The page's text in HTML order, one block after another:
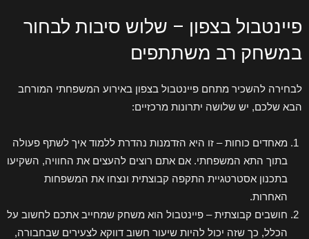
פיינטבול בצפון – שלוש סיבות לבחור
במשחק רב משתתפים
לבחירה להשכיר מתחם פיינטבול בצפון באירוע המשפחתי המורחב
הבא שלכם, יש שלושה יתרונות מרכזיים:
מאחדים כוחות – זו היא הזדמנות נהדרת ללמוד איך לשתף פעולה
בתוך התא המשפחתי. אם אתם רוצים להעצים את החוויה, השקיעו
בתכנון אסטרטגיית התקפה קבוצתית ונצחו את המשפחות
האחרות.
חושבים קבוצתית – פיינטבול הוא משחק שמחייב אתכם לחשוב על
הכלל, כך שזה יכול להיות שיעור חשוב דווקא לצעירים שבחבורה,